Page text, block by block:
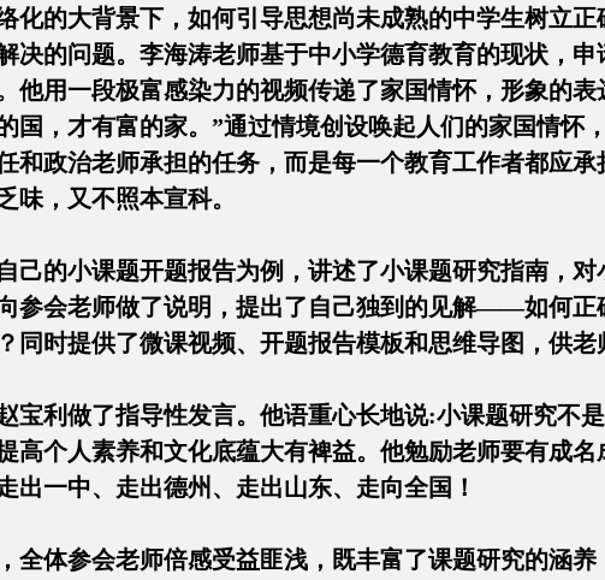
化的大背景下，如何引导思想尚未成熟的中学生树立
决的问题。李海涛老师基于中小学德育教育的现状，
他用一段极富感染力的视频传递了家国情怀，形象的
国，才有富的家。”通过情境创设唤起人们的家国情怀
和政治老师承担的任务，而是每一个教育工作者都应
味，又不照本宣科。
己的小课题开题报告为例，讲述了小课题研究指南，
参会老师做了说明，提出了自己独到的见解——如何正
同时提供了微课视频、开题报告模板和思维导图，供老
宝利做了指导性发言。他语重心长地说:小课题研究不
高个人素养和文化底蕴大有裨益。他勉励老师要有成
出一中、走出德州、走出山东、走向全国！
全体参会老师倍感受益匪浅，既丰富了课题研究的涵